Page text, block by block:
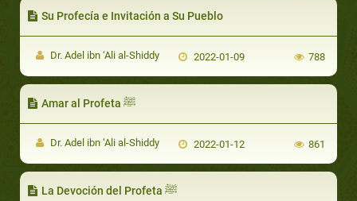
Su Profecía e Invitación a Su Pueblo
Dr. Adel ibn ‘Ali al-Shiddy 2022-01-09 788
Amar al Profeta ﷺ
Dr. Adel ibn ‘Ali al-Shiddy 2022-01-12 861
La Devoción del Profeta ﷺ